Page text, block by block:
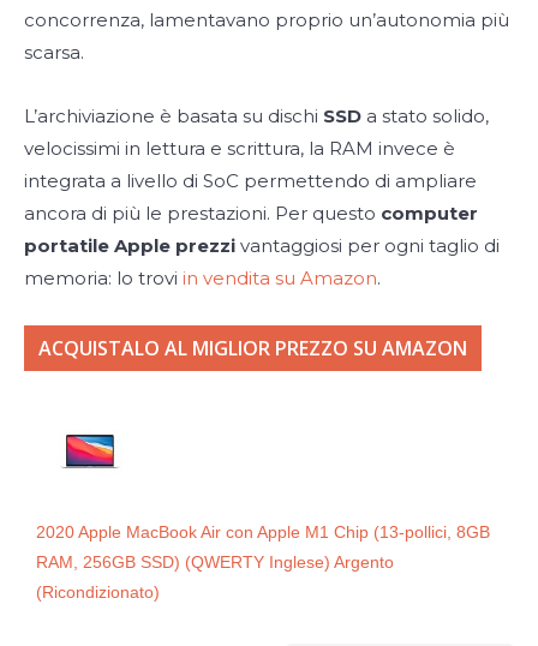
concorrenza, lamentavano proprio un’autonomia più
scarsa.
L’archiviazione è basata su dischi SSD a stato solido,
velocissimi in lettura e scrittura, la RAM invece è
integrata a livello di SoC permettendo di ampliare
ancora di più le prestazioni. Per questo computer
portatile Apple prezzi vantaggiosi per ogni taglio di
memoria: lo trovi in vendita su Amazon.
ACQUISTALO AL MIGLIOR PREZZO SU AMAZON
2020 Apple MacBook Air con Apple M1 Chip (13-pollici, 8GB
RAM, 256GB SSD) (QWERTY Inglese) Argento
(Ricondizionato)